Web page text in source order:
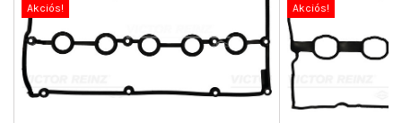
Akciós!
Akciós!